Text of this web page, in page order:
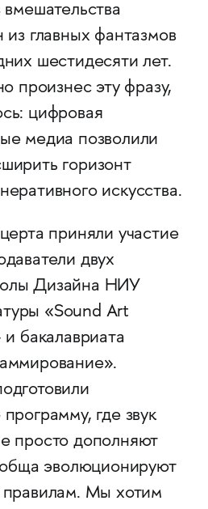
главных фантазмов
шестидесяти лет.
произнес эту фразу,
цифровая
медиа позволили
горизонт
искусства.
приняли участие
двух
Дизайна НИУ
«Sound Art
бакалавриата
где звук
просто дополняют
эволюционируют
Мы хотим